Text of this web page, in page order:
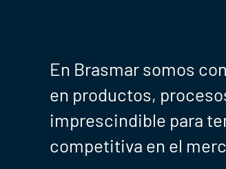
En Brasmar somos
en productos,
imprescindible para
competitiva en el